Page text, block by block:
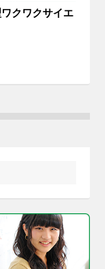
クワクサイエ